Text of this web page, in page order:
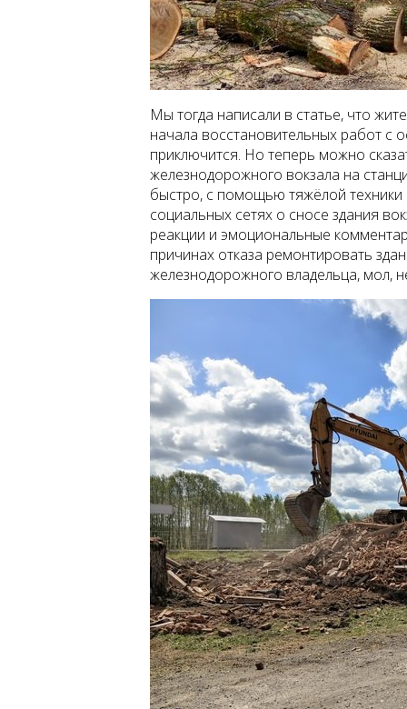
Мы тогда написали в статье, что
начала восстановительных работ с
приключится. Но теперь можно
железнодорожного вокзала на
быстро, с помощью тяжёлой
социальных сетях о сносе здания
реакции и эмоциональные
причинах отказа ремонтировать
железнодорожного владельца, мол,